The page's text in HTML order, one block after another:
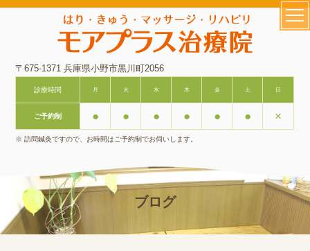
〒675-1371 兵庫県小野市黒川町2056
診療時間 月 火 水 木 金 土 日
ご予約制 ● ● ● ● ● ● ×
※ 訪問鍼灸ですので、お時間はご予約制でお伺いします。
ブログ